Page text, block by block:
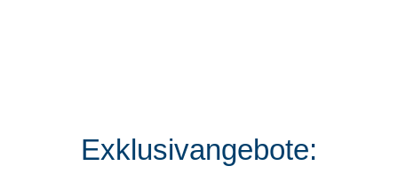
Exklusivangebote: